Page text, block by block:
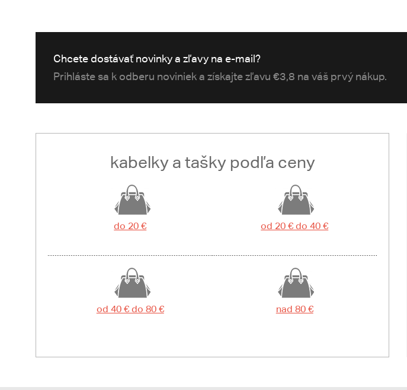
Chcete dostávať novinky a zľavy na e-mail?
Prihláste sa k odberu noviniek a získajte zľavu €3,8 na váš prvý nákup.
kabelky a tašky podľa ceny
do 20 € od 20 € do 40 €
od 40 € do 80 € nad 80 €